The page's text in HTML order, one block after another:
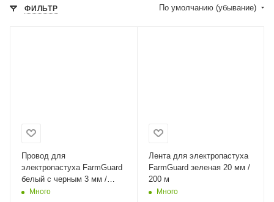
ФИЛЬТР По умолчанию (убывание)
Провод для
электропастуха FarmGuard
белый с черным 3 мм /
1000 м / 5x0,2 мм SS+1х0,2
Много
Лента для электропастуха
FarmGuard зеленая 20 мм /
200 м
Много